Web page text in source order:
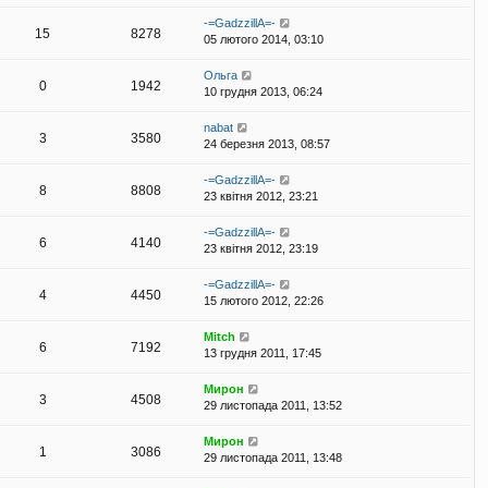
15 8278
-=GadzzillA=-
05 лютого 2014, 03:10
0 1942
Ольга
10 грудня 2013, 06:24
3 3580
nabat
24 березня 2013, 08:57
8 8808
-=GadzzillA=-
23 квітня 2012, 23:21
6 4140
-=GadzzillA=-
23 квітня 2012, 23:19
4 4450
-=GadzzillA=-
15 лютого 2012, 22:26
6 7192
Mitch
13 грудня 2011, 17:45
3 4508
Мирон
29 листопада 2011, 13:52
1 3086
Мирон
29 листопада 2011, 13:48